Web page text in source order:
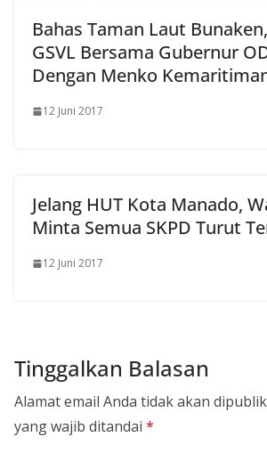
Bahas Taman Laut
GSVL Bersama Gubernur
Dengan Menko
12 Juni 2017
Jelang HUT Kota Manado,
Minta Semua SKPD Turut
12 Juni 2017
Tinggalkan Balasan
Alamat email Anda tidak akan
yang wajib ditandai *